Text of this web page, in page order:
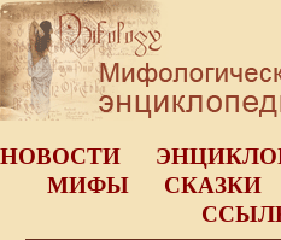
НОВОСТИ
МИФЫ
СКАЗКИ